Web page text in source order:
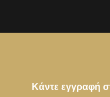
Κάντε εγγραφή